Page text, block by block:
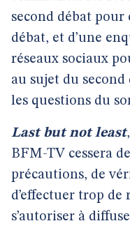
second débat
débat, et d’une
réseaux sociaux
au sujet du
les questions du
Last but not least
BFM-TV cessera
précautions, de
d’effectuer trop de
s’autoriser à